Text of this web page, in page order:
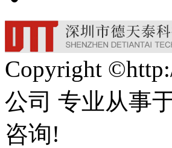
Copyright
公司 专业从事
咨询!